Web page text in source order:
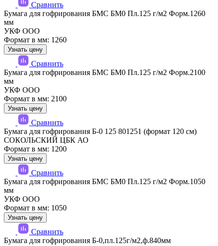
Сравнить
Бумага для гофрирования БМС БМ0 Пл.125 г/м2 Форм.1260
мм
УКФ ООО
Формат в мм: 1260
Узнать цену
Сравнить
Бумага для гофрирования БМС БМ0 Пл.125 г/м2 Форм.2100
мм
УКФ ООО
Формат в мм: 2100
Узнать цену
Сравнить
Бумага для гофрирования Б-0 125 801251 (формат 120 см)
СОКОЛЬСКИЙ ЦБК АО
Формат в мм: 1200
Узнать цену
Сравнить
Бумага для гофрирования БМС БМ0 Пл.125 г/м2 Форм.1050
мм
УКФ ООО
Формат в мм: 1050
Узнать цену
Сравнить
Бумага для гофрирования Б-0,пл.125г/м2,ф.840мм